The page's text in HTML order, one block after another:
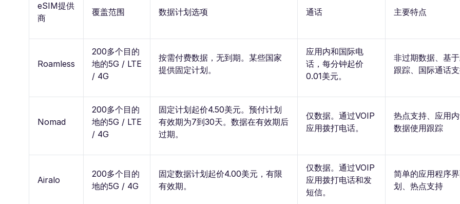
eSIM提供
商
覆盖范围 数据计划选项 通话 主要特点
Roamless
200多个目的
地的5G / LTE
/ 4G
按需付费数据，无到期。某些国家
提供固定计划。
应用内和国际电
话，每分钟起价
0.01美元。
非过期数据、基
跟踪、国际通话
Nomad
200多个目的
地的5G / LTE
/ 4G
固定计划起价4.50美元。预付计划
有效期为7到30天。数据在有效期后
过期。
仅数据。通过VOIP
应用拨打电话。
热点支持、应用内
数据使用跟踪
Airalo
200多个目的
地的5G / 4G
固定数据计划起价4.00美元，有限
有效期。
仅数据。通过VOIP
应用拨打电话和发
短信。
简单的应用程序
划、热点支持